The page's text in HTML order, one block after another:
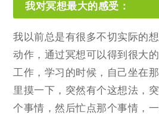
我对冥想最大的感受：
我以前总是有很多不切实际的
动作，通过冥想可以得到很大
工作，学习的时候，自己坐在
里摸一下，突然有个这想法，
个事情，然后忙点那个事情，